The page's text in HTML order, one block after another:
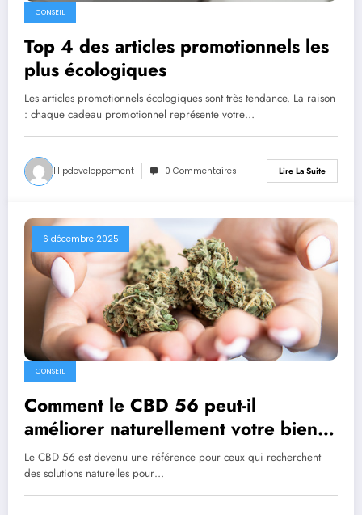
CONSEIL
Top 4 des articles promotionnels les
plus écologiques
Les articles promotionnels écologiques sont très tendance. La raison
: chaque cadeau promotionnel représente votre…
Hlpdeveloppement 0 Commentaires Lire La Suite
6 décembre 2025
CONSEIL
Comment le CBD 56 peut-il
améliorer naturellement votre bien-
être au quotidien ?
Le CBD 56 est devenu une référence pour ceux qui recherchent
des solutions naturelles pour…